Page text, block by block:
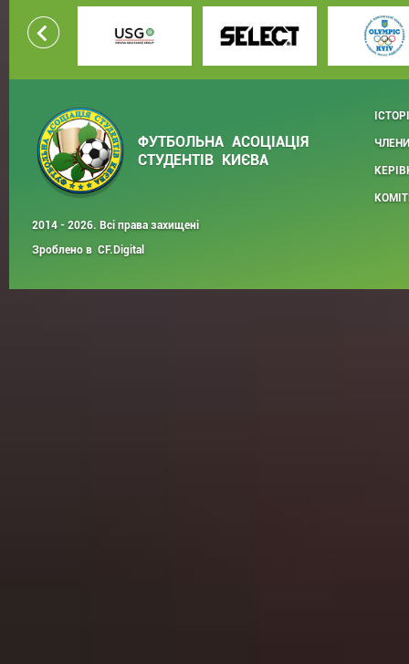
ФУТБОЛЬНА АСОЦІАЦІЯ
СТУДЕНТІВ КИЄВА
2014 - 2026. Всі права захищені
Зроблено в CF.Digital